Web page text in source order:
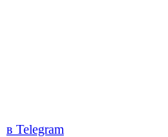
в Telegram